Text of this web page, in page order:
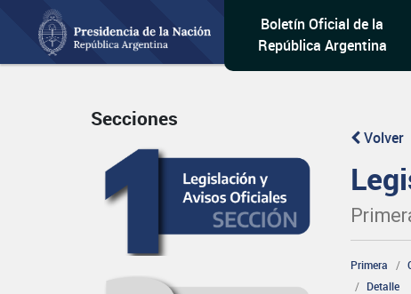
Boletín Oficial de la
República Argentina
Secciones
Volver
Primera
Detalle